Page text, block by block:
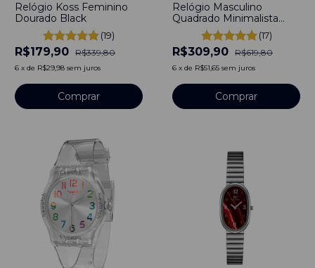
Relógio Koss Feminino
Dourado Black
(19)
R$179,90 R$339,80
6 x de R$29,98 sem juros
Relógio Masculino
Quadrado Minimalista
Square Monterey Pulseira
Couro Preto 40mm - Aço
Inoxidável banhado a
titânio
(17)
R$309,90 R$619,80
6 x de R$51,65 sem juros
Comprar